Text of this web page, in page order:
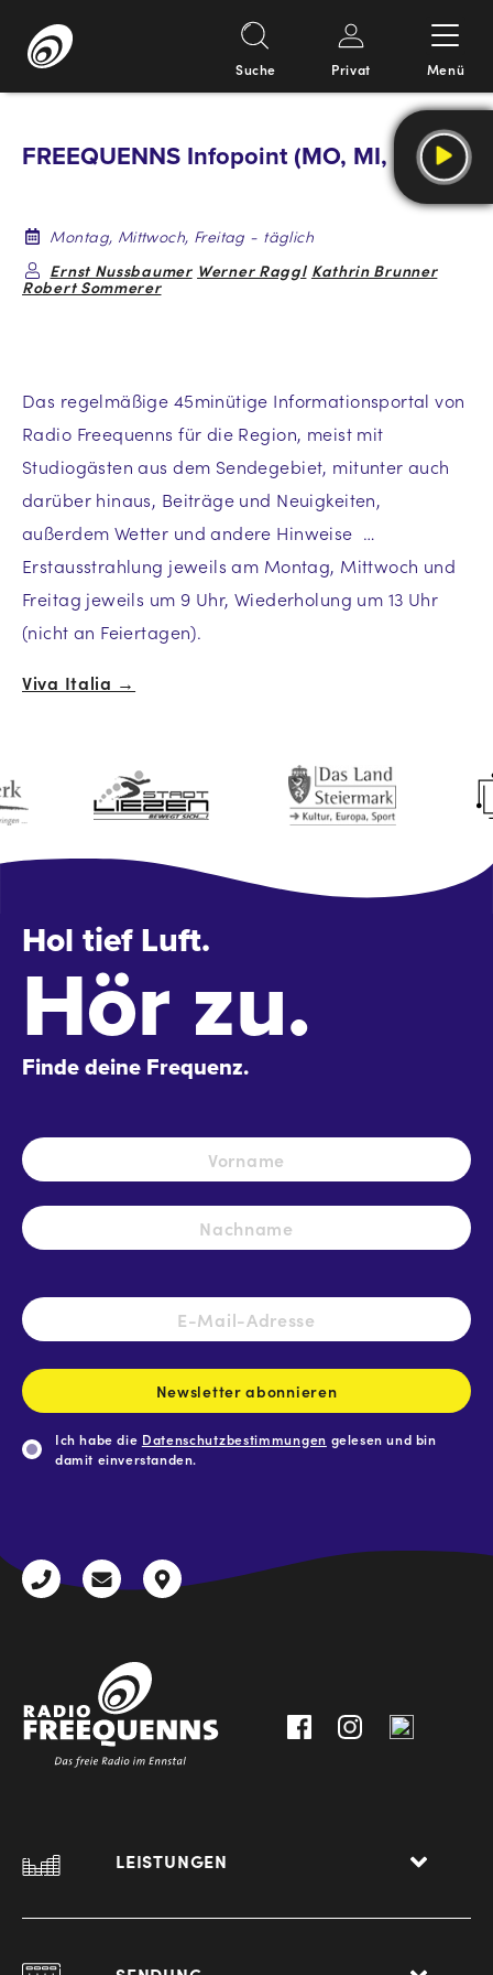
Inhalt
Suche Privat Menü
FREEQUENNS Infopoint (MO, MI, FR)
Montag, Mittwoch, Freitag - täglich
Ernst Nussbaumer Werner Raggl Kathrin Brunner
Robert Sommerer
Das regelmäßige 45minütige Informationsportal von
Radio Freequenns für die Region, meist mit
Studiogästen aus dem Sendegebiet, mitunter auch
darüber hinaus, Beiträge und Neuigkeiten,
außerdem Wetter und andere Hinweise …
Erstausstrahlung jeweils am Montag, Mittwoch und
Freitag jeweils um 9 Uhr, Wiederholung um 13 Uhr
(nicht an Feiertagen).
Beitrags-
Viva Italia →
Hol tief Luft.
Hör zu.
Finde deine Frequenz.
Name *
E-
Mail-
Newsletter abonnieren
Ich habe die Datenschutzbestimmungen gelesen und bin
damit einverstanden.
+43
radio@freequenns.at
Kulturhausstraße
LEISTUNGEN